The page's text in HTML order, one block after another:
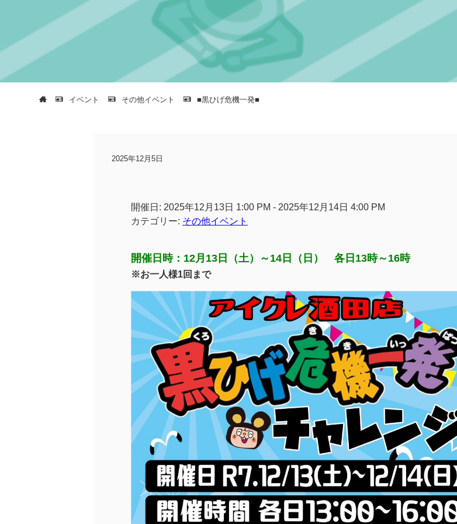
イベント その他イベント ■黒ひげ危機一発■
2025年12月5日
開催日: 2025年12月13日 1:00 PM - 2025年12月14日 4:00 PM
カテゴリー: その他イベント
開催日時：12月13日（土）～14日（日） 各日13時～16時
※お一人様1回まで